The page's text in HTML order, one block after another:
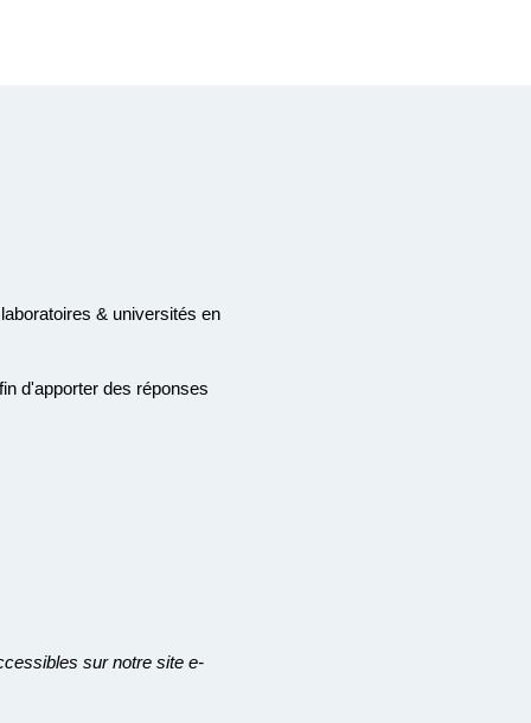
& universités en
d'apporter des réponses
sur notre site e-